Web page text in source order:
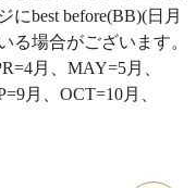
best before(BB)(日月
る場合がございます。
月、MAY=5月、
月、OCT=10月、